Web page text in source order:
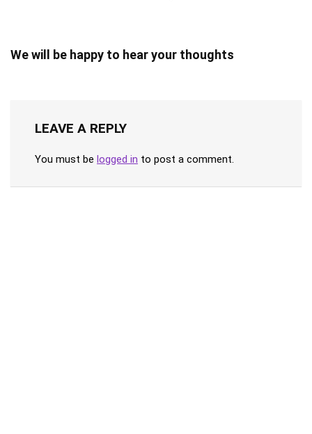
We will be happy to hear your thoughts
LEAVE A REPLY
You must be logged in to post a comment.